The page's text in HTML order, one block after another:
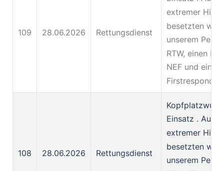
109 28.06.2026 Rettungsdienst
extremer Hitze
besetzten wir
unserem
RTW, einen
NEF und ein
108 28.06.2026 Rettungsdienst
Einsatz . Auf
extremer Hitze
besetzten wir
unserem